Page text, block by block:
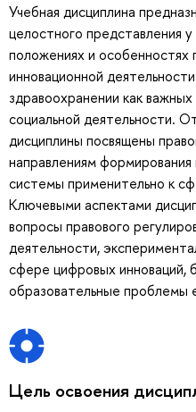
Учебная дисциплина
целостного представления
положениях и особенностях
инновационной
здравоохранении как
социальной деятельности.
дисциплины посвящены
направлениям формирования
системы применительно к
Ключевыми аспектами
вопросы правового
деятельности,
сфере цифровых инноваций,
образовательные проблемы
Цель освоения